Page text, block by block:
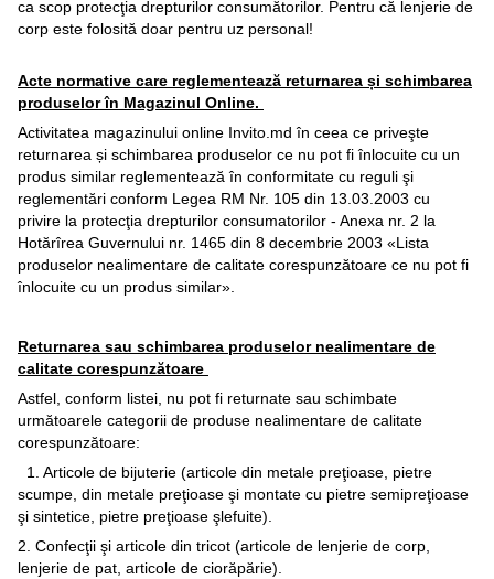
ca scop protecţia drepturilor consumătorilor. Pentru că lenjerie de
corp este folosită doar pentru uz personal!
Acte normative care reglementează returnarea și schimbarea
produselor în Magazinul Online.
Activitatea magazinului online Invito.md în ceea ce priveşte
returnarea și schimbarea produselor ce nu pot fi înlocuite cu un
produs similar reglementează în conformitate cu reguli şi
reglementări conform Legea RM Nr. 105 din 13.03.2003 cu
privire la protecţia drepturilor consumatorilor - Anexa nr. 2 la
Hotărîrea Guvernului nr. 1465 din 8 decembrie 2003 «Lista
produselor nealimentare de calitate corespunzătoare ce nu pot fi
înlocuite cu un produs similar».
Returnarea sau schimbarea produselor nealimentare de
calitate corespunzătoare
Astfel, conform listei, nu pot fi returnate sau schimbate
următoarele categorii de produse nealimentare de calitate
corespunzătoare:
1. Articole de bijuterie (articole din metale preţioase, pietre
scumpe, din metale preţioase şi montate cu pietre semipreţioase
şi sintetice, pietre preţioase şlefuite).
2. Confecţii şi articole din tricot (articole de lenjerie de corp,
lenjerie de pat, articole de ciorăpărie).